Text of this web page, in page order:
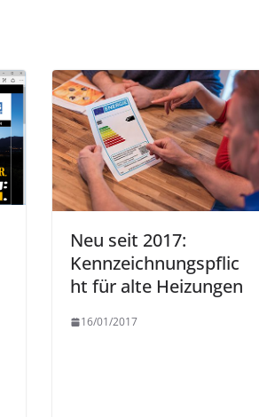
Neu seit 2017:
Kennzeichnungspflic
ht für alte Heizungen
16/01/2017